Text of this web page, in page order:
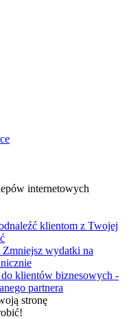
internetowych
klientom z Twojej
Zmniejsz wydatki na
klientów biznesowych -
partnera
stronę